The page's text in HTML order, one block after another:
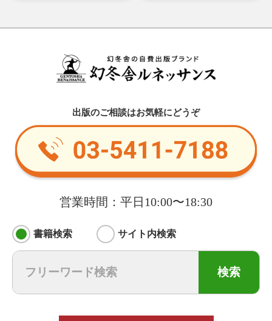
出版のご相談はお気軽にどうぞ
営業時間：平日10:00〜18:30
書籍検索 サイト内検索
検索